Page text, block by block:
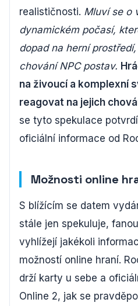
realističnosti. Mluví se o
dynamickém počasí,
dopad na herní
chování NPC postav.
na živoucí a komplexní
reagovat na jejich
se tyto spekulace
oficiální informace od
Možnosti online
S blížícím se datem
stále jen spekuluje,
vyhlížejí jakékoli
možností online hraní.
drží karty u sebe a
Online 2, jak se